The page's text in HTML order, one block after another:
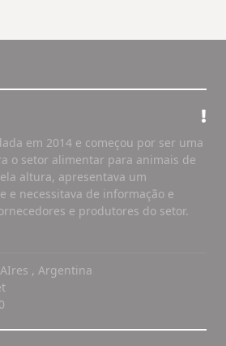
em 2014 e começou por ser uma
o setor alimentar para animais de
altura, apresentava um
e necessitava de informação e
e produtores do setor.
, Argentina